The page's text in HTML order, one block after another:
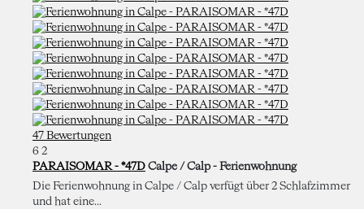
47 Bewertungen
6 2
PARAISOMAR - *47D Calpe / Calp - Ferienwohnung
Die Ferienwohnung in Calpe / Calp verfügt über 2 Schlafzimmer
und hat eine...